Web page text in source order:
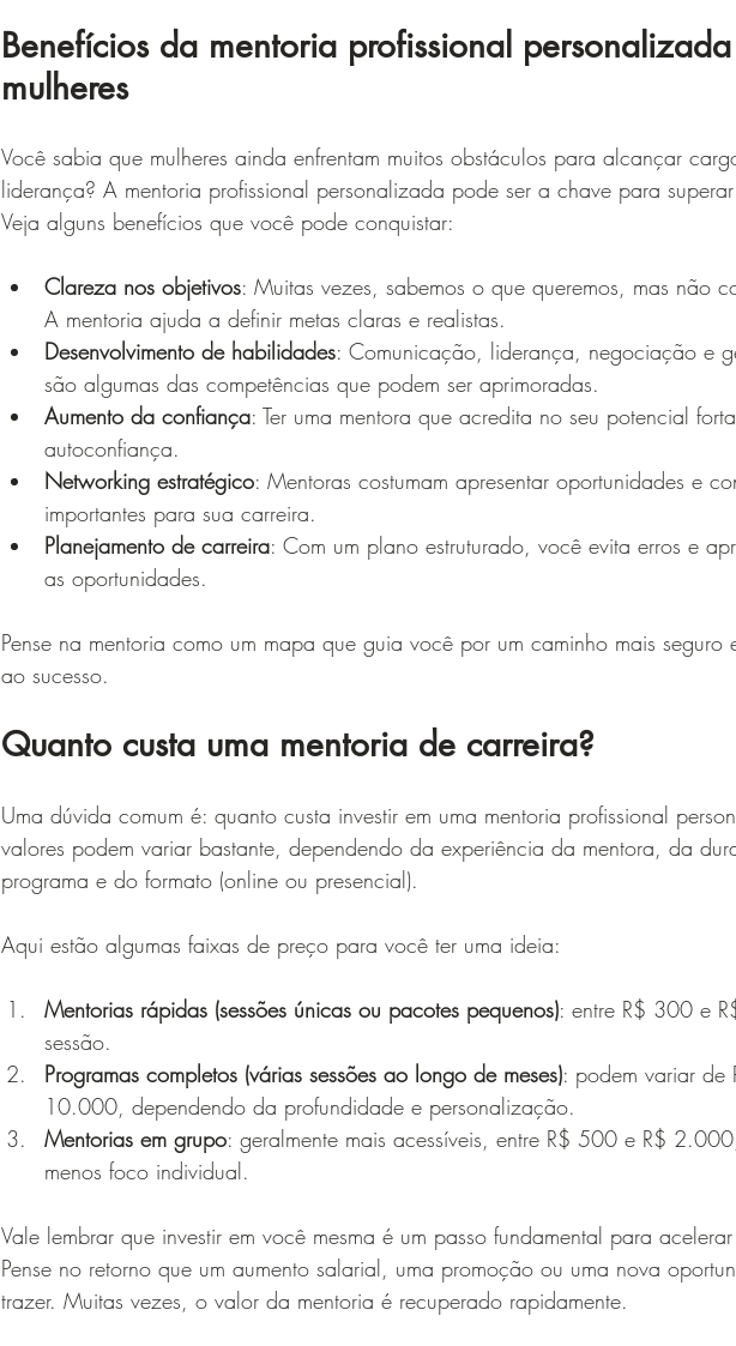
Benefícios da mentoria profissional
mulheres
Você sabia que mulheres ainda enfrentam muitos obstáculos para alcançar
liderança? A mentoria profissional personalizada pode ser a chave para superar
Veja alguns benefícios que você pode conquistar:
Clareza nos objetivos: Muitas vezes, sabemos o que queremos, mas não
A mentoria ajuda a definir metas claras e realistas.
Desenvolvimento de habilidades: Comunicação, liderança, negociação e
são algumas das competências que podem ser aprimoradas.
Aumento da confiança: Ter uma mentora que acredita no seu potencial
autoconfiança.
Networking estratégico: Mentoras costumam apresentar oportunidades e
importantes para sua carreira.
Planejamento de carreira: Com um plano estruturado, você evita erros e
as oportunidades.
Pense na mentoria como um mapa que guia você por um caminho mais seguro
ao sucesso.
Quanto custa uma mentoria de carreira?
Uma dúvida comum é: quanto custa investir em uma mentoria profissional
valores podem variar bastante, dependendo da experiência da mentora, da
programa e do formato (online ou presencial).
Aqui estão algumas faixas de preço para você ter uma ideia:
Mentorias rápidas (sessões únicas ou pacotes pequenos): entre R$ 300 e
sessão.
Programas completos (várias sessões ao longo de meses): podem variar
10.000, dependendo da profundidade e personalização.
Mentorias em grupo: geralmente mais acessíveis, entre R$ 500 e R$
menos foco individual.
Vale lembrar que investir em você mesma é um passo fundamental para
Pense no retorno que um aumento salarial, uma promoção ou uma nova
trazer. Muitas vezes, o valor da mentoria é recuperado rapidamente.